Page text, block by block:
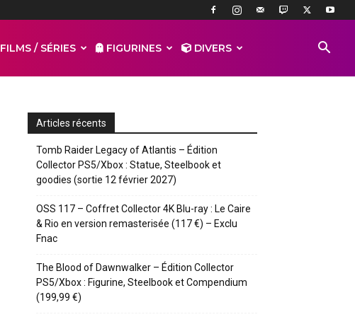
FILMS / SÉRIES FIGURINES DIVERS
Articles récents
Tomb Raider Legacy of Atlantis – Édition
Collector PS5/Xbox : Statue, Steelbook et
goodies (sortie 12 février 2027)
OSS 117 – Coffret Collector 4K Blu-ray : Le Caire
& Rio en version remasterisée (117 €) – Exclu
Fnac
The Blood of Dawnwalker – Édition Collector
PS5/Xbox : Figurine, Steelbook et Compendium
(199,99 €)